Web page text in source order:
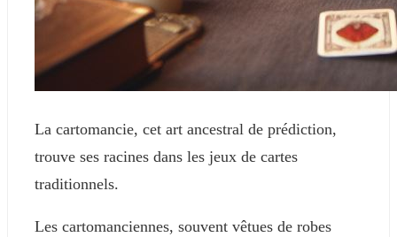
La cartomancie, cet art ancestral de prédiction,
trouve ses racines dans les jeux de cartes
traditionnels.
Les cartomanciennes, souvent vêtues de robes